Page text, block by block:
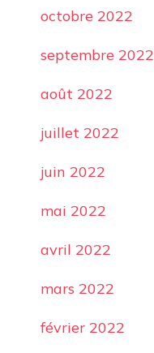
octobre 2022
septembre 2022
août 2022
juillet 2022
juin 2022
mai 2022
avril 2022
mars 2022
février 2022